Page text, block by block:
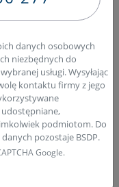
na naszej liście,
szkodliwej sadzy,
jezdnych
dym, który
podczas
silnika diesla.
tego podzespołu,
spustoszenia w
się silnika
danych osobowych
niezbędnych do
usługi. Wysyłając
kontaktu firmy z jego
podmiotom. Do
pozostaje BSDP.
Google.